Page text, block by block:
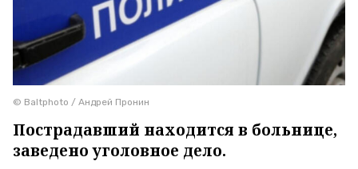
© Baltphoto / Андрей Пронин
Пострадавший находится в больнице,
заведено уголовное дело.